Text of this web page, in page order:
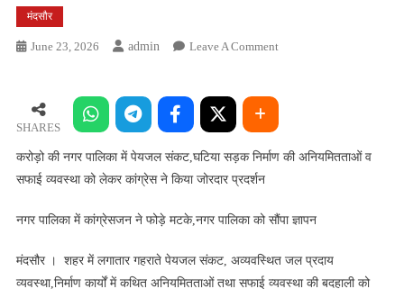
मंदसौर
June 23, 2026 Admin Leave A CommentOn
नगर
पालिका
सड़क
SHARES
करोड़ो की नगर पालिका में पेयजल संकट,घटिया सड़क निर्माण की अनियमितताओं व
सफाई व्यवस्था को लेकर कांग्रेस ने किया जोरदार प्रदर्शन
नगर पालिका में कांग्रेसजन ने फोड़े मटके,नगर पालिका को सौंपा ज्ञापन
मंदसौर । शहर में लगातार गहराते पेयजल संकट, अव्यवस्थित जल प्रदाय
व्यवस्था,निर्माण कार्यों में कथित अनियमितताओं तथा सफाई व्यवस्था की बदहाली को